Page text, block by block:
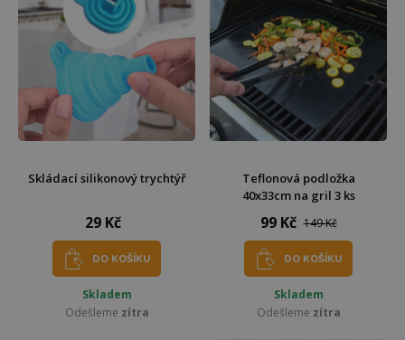
Skládací silikonový trychtýř
29 Kč
DO KOŠÍKU
Skladem
Odešleme zítra
Teflonová podložka
40x33cm na gril 3 ks
99 Kč 149 Kč
DO KOŠÍKU
Skladem
Odešleme zítra